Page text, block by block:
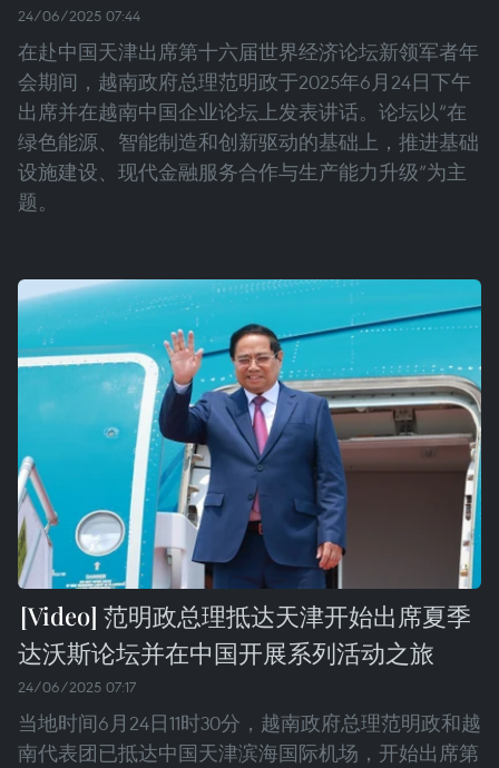
24/06/2025 07:44
在赴中国天津出席第十六届世界经济论坛新领军者年
会期间，越南政府总理范明政于2025年6月24日下午
出席并在越南中国企业论坛上发表讲话。论坛以“在
绿色能源、智能制造和创新驱动的基础上，推进基础
设施建设、现代金融服务合作与生产能力升级”为主
题。
范明政总理抵达天津开始出席夏季
达沃斯论坛并在中国开展系列活动之旅
24/06/2025 07:17
当地时间6月24日11时30分，越南政府总理范明政和越
南代表团已抵达中国天津滨海国际机场，开始出席第